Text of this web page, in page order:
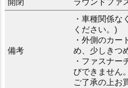
備考
・車種関係な
ください。)
・外側のカー
め、少しきつ
・ファスナー
びできません。
ご了承の上お